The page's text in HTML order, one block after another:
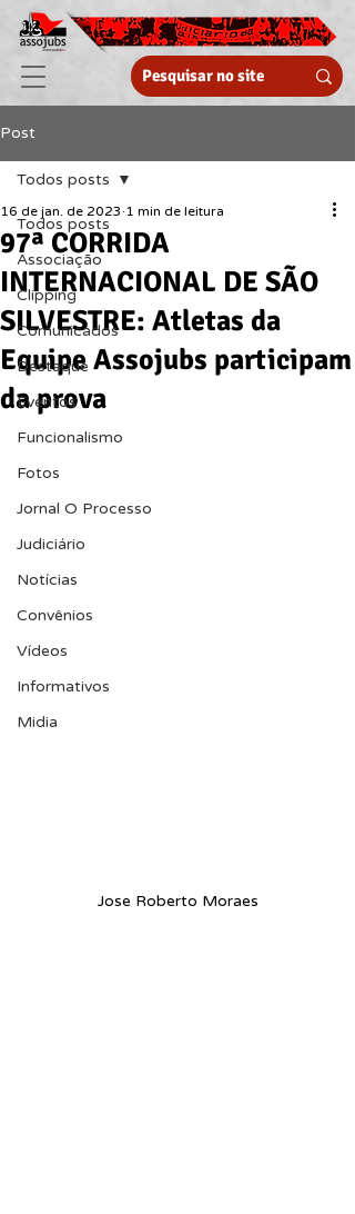
Post
Todos posts
Associação
Clipping
Comunicados
Destaque
Eventos
Funcionalismo
Fotos
Jornal O Processo
Judiciário
Notícias
Convênios
Vídeos
Informativos
Midia
Todos posts
97ª CORRIDA
INTERNACIONAL DE SÃO
SILVESTRE: Atletas da
Equipe Assojubs participam
da prova
16 de jan. de 2023 1 min de leitura
Jose Roberto Moraes